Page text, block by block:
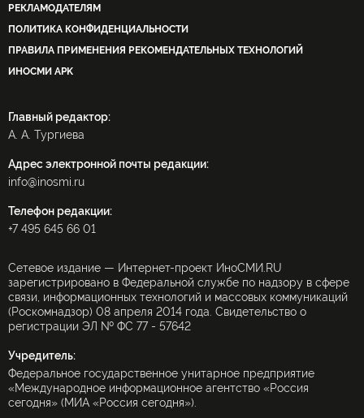
РЕКЛАМОДАТЕЛЯМ
ПОЛИТИКА КОНФИДЕНЦИАЛЬНОСТИ
ПРАВИЛА ПРИМЕНЕНИЯ РЕКОМЕНДАТЕЛЬНЫХ ТЕХНОЛОГИЙ
ИНОСМИ APK
Главный редактор:
А. А. Тургиева
Адрес электронной почты редакции:
info@inosmi.ru
Телефон редакции:
+7 495 645 66 01
Сетевое издание — Интернет-проект ИноСМИ.RU
зарегистрировано в Федеральной службе по надзору в сфере
связи, информационных технологий и массовых коммуникаций
(Роскомнадзор) 08 апреля 2014 года. Свидетельство о
регистрации ЭЛ № ФС 77 - 57642
Учредитель:
Федеральное государственное унитарное предприятие
«Международное информационное агентство «Россия
сегодня» (МИА «Россия сегодня»).